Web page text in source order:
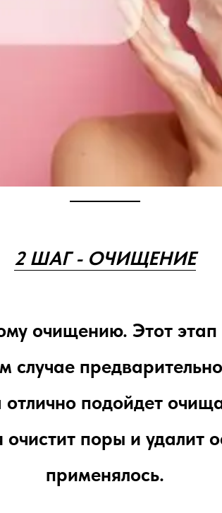
2 ШАГ - ОЧИЩЕНИЕ
очищению. Этот
отлично подойдет
поры и удалит
применялось.